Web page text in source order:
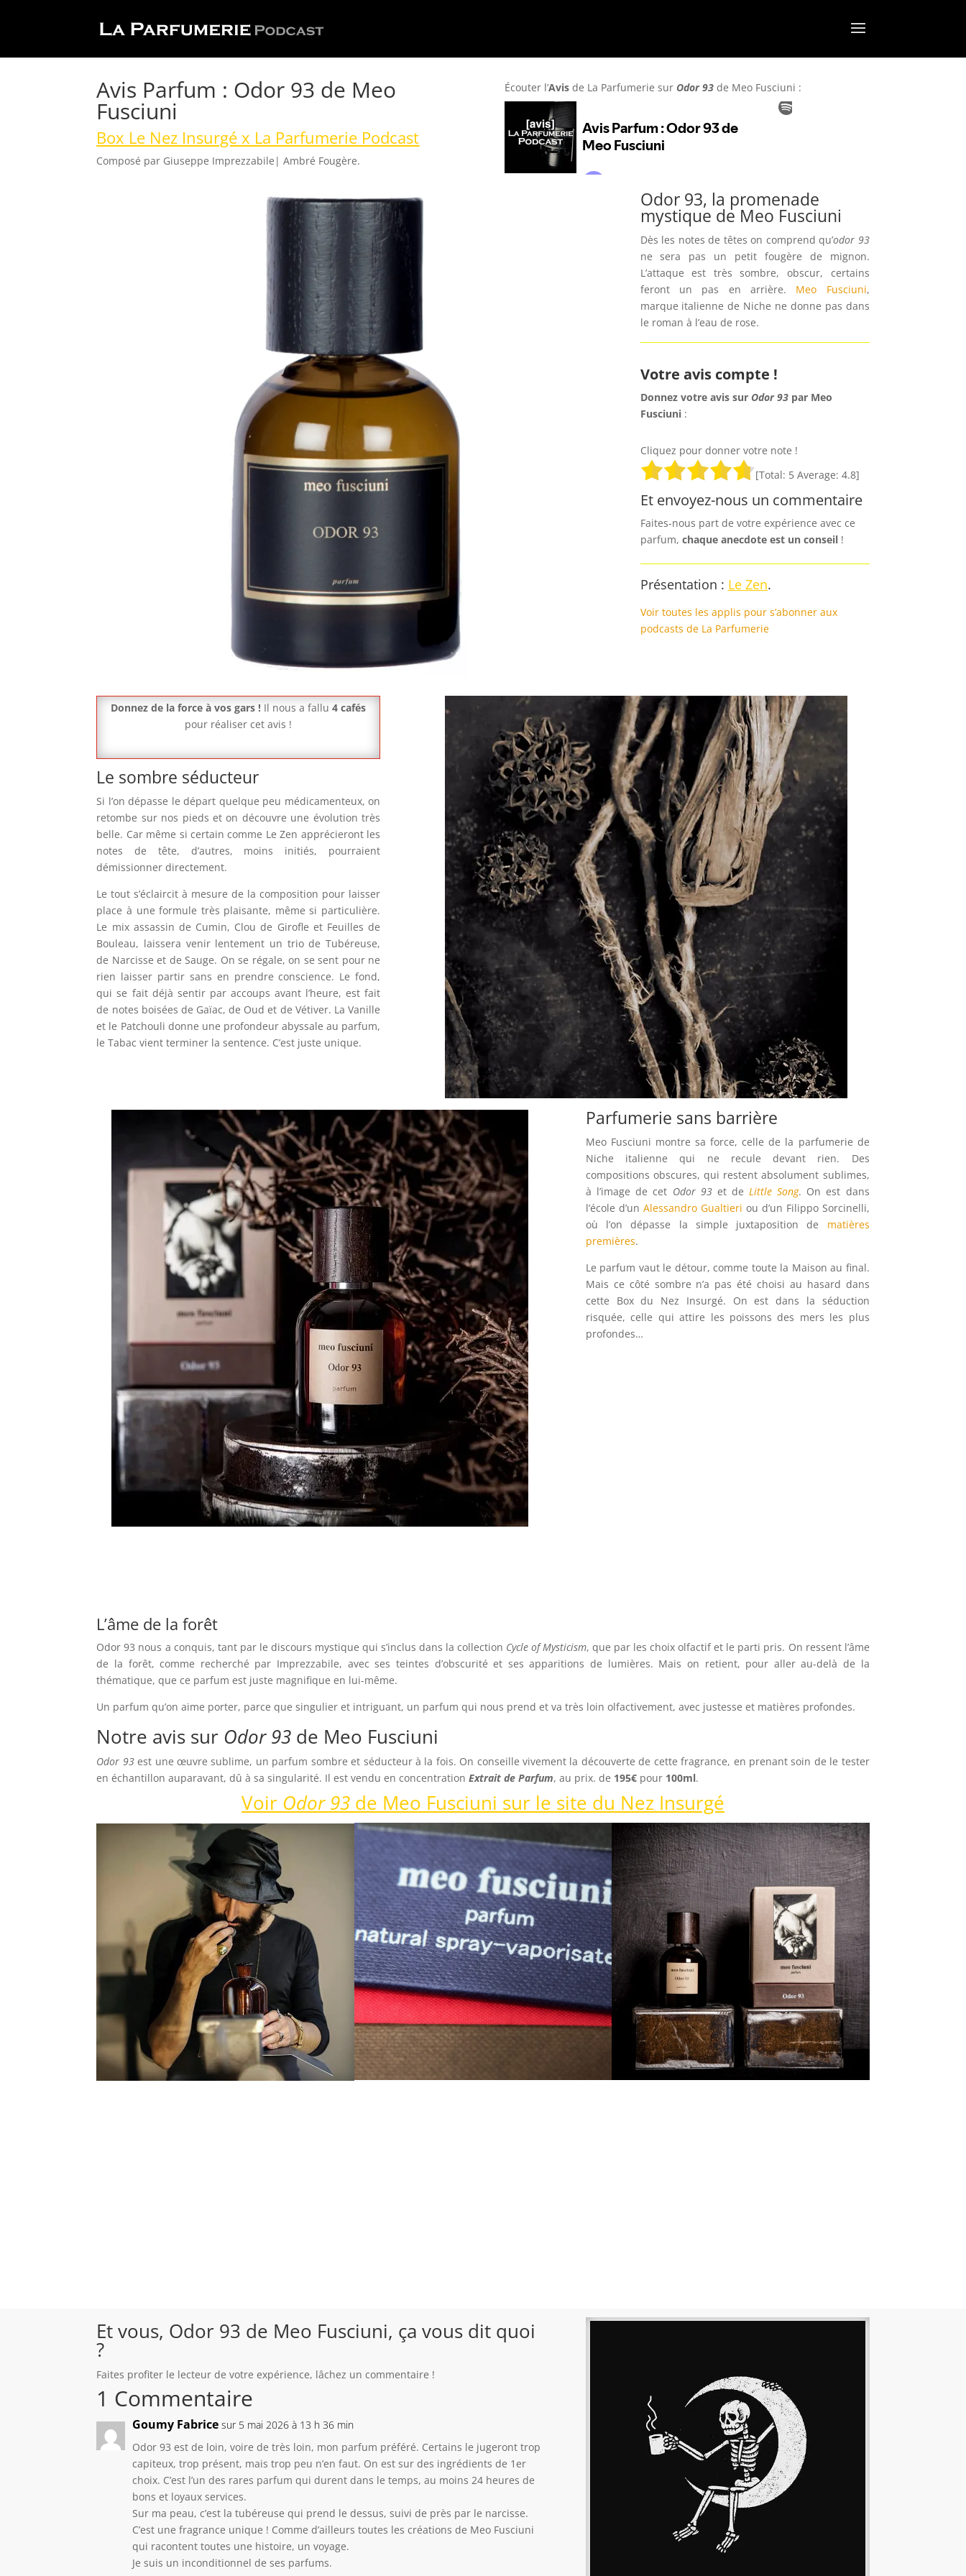
Avis Parfum : Odor 93 de Meo
Fusciuni
Box Le Nez Insurgé x La Parfumerie Podcast
Composé par Giuseppe Imprezzabile | Ambré Fougère.
Écouter l’Avis de La Parfumerie sur Odor 93 de Meo Fusciuni :
Odor 93, la promenade
mystique de Meo Fusciuni
Dès les notes de têtes on comprend qu’odor 93
ne sera pas un petit fougère de mignon.
L’attaque est très sombre, obscur, certains
feront un pas en arrière. Meo Fusciuni,
marque italienne de Niche ne donne pas dans
le roman à l’eau de rose.
Votre avis compte !
Donnez votre avis sur Odor 93 par Meo
Fusciuni :
Cliquez pour donner votre note !
[Total: 5Average: 4.8]
Et envoyez-nous un commentaire
Faites-nous part de votre expérience avec ce
parfum, chaque anecdote est un conseil!
Présentation : Le Zen.
Voir toutes les applis pour s’abonner aux
podcasts de La Parfumerie
Donnez de la force à vos gars ! Il nous a fallu4 cafés
pour réaliser cet avis !
Le sombre séducteur
Si l’on dépasse le départ quelque peu médicamenteux, on
retombe sur nos pieds et on découvre une évolution très
belle. Car même si certain comme Le Zen apprécieront les
notes de tête, d’autres, moins initiés, pourraient
démissionner directement.
Le tout s’éclaircit à mesure de la composition pour laisser
place à une formule très plaisante, même si particulière.
Le mix assassin de Cumin, Clou de Girofle et Feuilles de
Bouleau, laissera venir lentement un trio de Tubéreuse,
de Narcisse et de Sauge. On se régale, on se sent pour ne
rien laisser partir sans en prendre conscience. Le fond,
qui se fait déjà sentir par accoups avant l’heure, est fait
de notes boisées de Gaïac, de Oud et de Vétiver. La Vanille
et le Patchouli donne une profondeur abyssale au parfum,
le Tabac vient terminer la sentence. C’est juste unique.
Parfumerie sans barrière
Meo Fusciuni montre sa force, celle de la parfumerie de
Niche italienne qui ne recule devant rien. Des
compositions obscures, qui restent absolument sublimes,
à l’image de cet Odor 93et deLittle Song. On est dans
l’école d’un Alessandro Gualtieri ou d’un Filippo Sorcinelli,
où l’on dépasse la simple juxtaposition de matières
premières.
Le parfum vaut le détour, comme toute la Maison au final.
Mais ce côté sombre n’a pas été choisi au hasard dans
cette Box du Nez Insurgé. On est dans la séduction
risquée, celle qui attire les poissons des mers les plus
profondes…
L’âme de la forêt
Odor 93 nous a conquis, tant par le discours mystique qui s’inclus dans la collection Cycle of Mysticism, que par les choix olfactif et le parti pris. On ressent l’âme
de la forêt, comme recherché par Imprezzabile, avec ses teintes d’obscurité et ses apparitions de lumières. Mais on retient, pour aller au-delà de la
thématique, que ce parfum est juste magnifique en lui-même.
Un parfum qu’on aime porter, parce que singulier et intriguant, un parfum qui nous prend et va très loin olfactivement, avec justesse et matières profondes.
Notre avis sur Odor 93 de Meo Fusciuni
Odor 93est une œuvre sublime, un parfum sombre et séducteur à la fois. On conseille vivement la découverte de cette fragrance, en prenant soin de le tester
en échantillon auparavant, dû à sa singularité. Il est vendu en concentrationExtrait de Parfum, au prix. de 195€ pour 100ml.
Voir Odor 93 de Meo Fusciuni sur le site du Nez Insurgé
Et vous, Odor 93 de Meo Fusciuni, ça vous dit quoi
?
Faites profiter le lecteur de votre expérience, lâchez un commentaire !
1 Commentaire
Goumy Fabrice sur 5 mai 2026 à 13 h 36 min
Odor 93 est de loin, voire de très loin, mon parfum préféré. Certains le jugeront trop
capiteux, trop présent, mais trop peu n’en faut. On est sur des ingrédients de 1er
choix. C’est l’un des rares parfum qui durent dans le temps, au moins 24 heures de
bons et loyaux services.
Sur ma peau, c’est la tubéreuse qui prend le dessus, suivi de près par le narcisse.
C’est une fragrance unique ! Comme d’ailleurs toutes les créations de Meo Fusciuni
qui racontent toutes une histoire, un voyage.
Je suis un inconditionnel de ses parfums.